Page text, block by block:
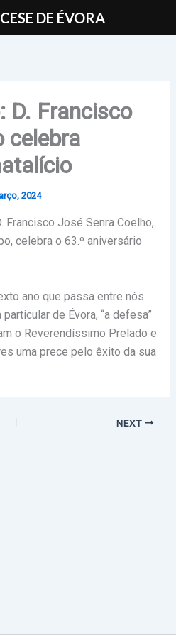
D. Francisco
celebra
2024
Francisco José Senra Coelho,
celebra o 63.º aniversário
ano que passa entre nós
de Évora, “a defesa”
o Reverendíssimo Prelado e
uma prece pelo êxito da sua
NEXT
DE ÉVORA